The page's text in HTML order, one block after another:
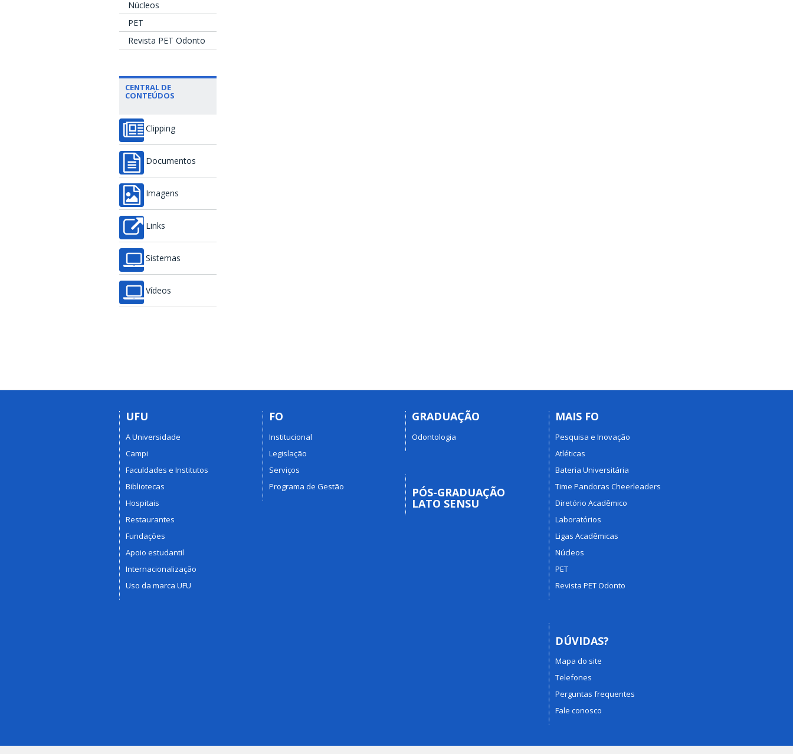
Núcleos
PET
Revista PET Odonto
CENTRAL DE
CONTEÚDOS
Clipping
Documentos
Imagens
Links
Sistemas
Vídeos
UFU
A Universidade
Campi
Faculdades e Institutos
Bibliotecas
Hospitais
Restaurantes
Fundações
Apoio estudantil
Internacionalização
Uso da marca UFU
FO
Institucional
Legislação
Serviços
Programa de Gestão
GRADUAÇÃO
Odontologia
PÓS-GRADUAÇÃO
LATO SENSU
MAIS FO
Pesquisa e Inovação
Atléticas
Bateria Universitária
Time Pandoras Cheerleaders
Diretório Acadêmico
Laboratórios
Ligas Acadêmicas
Núcleos
PET
Revista PET Odonto
DÚVIDAS?
Mapa do site
Telefones
Perguntas frequentes
Fale conosco